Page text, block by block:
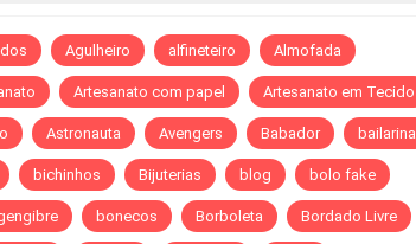
Agulheiro alfineteiro Almofada
Artesanato com papel Artesanato em Tecido
Astronauta Avengers Babador bailarina
bichinhos Bijuterias blog bolo fake
bonecos Borboleta Bordado Livre